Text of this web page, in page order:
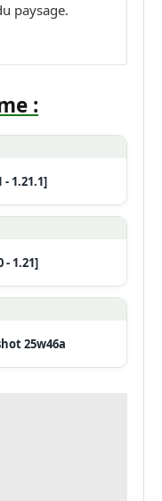
paysage.
:
1.21.1]
- 1.21]
25w46a